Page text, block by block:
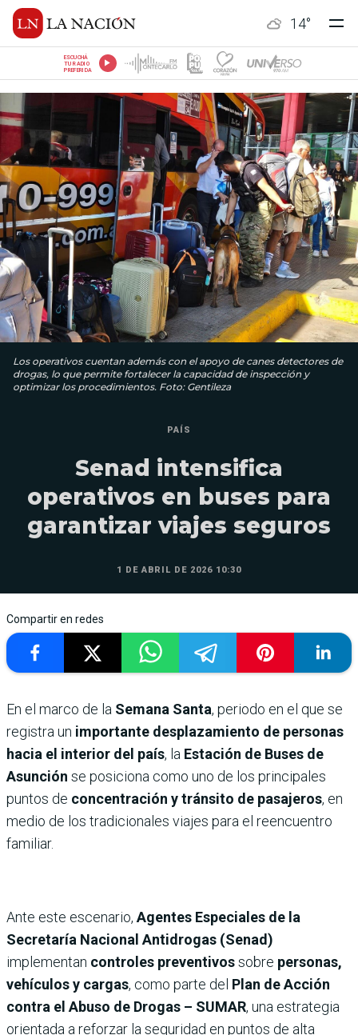
14°
ESCUCHÁ
TU RADIO
PREFERIDA
Los operativos cuentan además con el apoyo de canes detectores de
drogas, lo que permite fortalecer la capacidad de inspección y
optimizar los procedimientos. Foto: Gentileza
PAÍS
Senad intensifica
operativos en buses para
garantizar viajes seguros
1 DE ABRIL DE 2026 10:30
Compartir en redes
En el marco de la Semana Santa, periodo en el que se
registra un importante desplazamiento de personas
hacia el interior del país, la Estación de Buses de
Asunción se posiciona como uno de los principales
puntos de concentración y tránsito de pasajeros, en
medio de los tradicionales viajes para el reencuentro
familiar.
Ante este escenario, Agentes Especiales de la
Secretaría Nacional Antidrogas (Senad)
implementan controles preventivossobre personas,
vehículos y cargas, como parte del Plan de Acción
contra el Abuso de Drogas – SUMAR, una estrategia
orientada a reforzar la seguridad en puntos de alta